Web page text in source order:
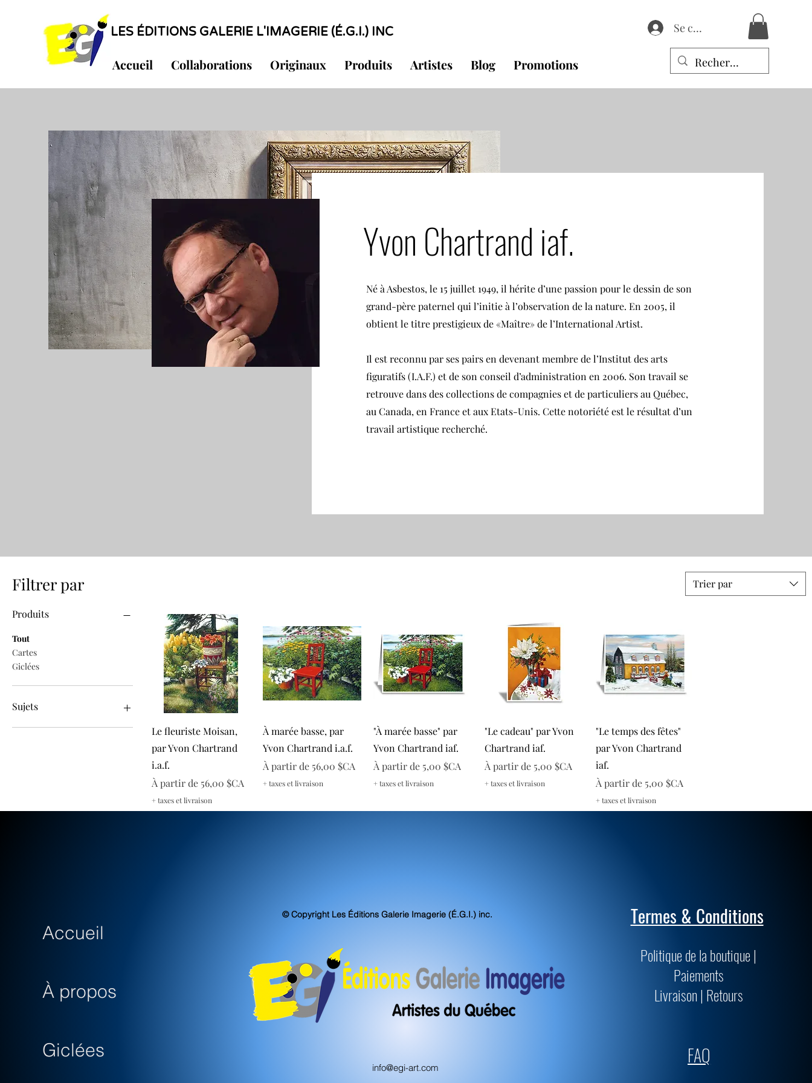
LES ÉDITIONS GALERIE L'IMAGERIE (É.G.I.) INC Se connecter
Accueil Collaborations Originaux Produits Artistes Blog Promotions
Yvon Chartrand iaf.
Né à Asbestos, le 15 juillet 1949, il hérite d’une passion pour le dessin de son
grand-père paternel qui l’initie à l’observation de la nature. En 2005, il
obtient le titre prestigieux de «Maître» de l’International Artist.
Il est reconnu par ses pairs en devenant membre de l’Institut des arts
figuratifs (I.A.F.) et de son conseil d’administration en 2006. Son travail se
retrouve dans des collections de compagnies et de particuliers au Québec,
au Canada, en France et aux Etats-Unis. Cette notoriété est le résultat d’un
travail artistique recherché.
Filtrer par
Produits
Tout
Cartes
Giclées
Sujets
Campagne
Trier par
Aperçu rapide
Le fleuriste Moisan,
par Yvon Chartrand
i.a.f.
À partir de 56,00 $CA
Prix promotionnel
+ taxes et livraison
Aperçu rapide
À marée basse, par
Yvon Chartrand i.a.f.
À partir de 56,00 $CA
Prix promotionnel
+ taxes et livraison
Aperçu rapide
"À marée basse" par
Yvon Chartrand iaf.
À partir de 5,00 $CA
Prix promotionnel
+ taxes et livraison
Aperçu rapide
"Le cadeau" par Yvon
Chartrand iaf.
À partir de 5,00 $CA
Prix promotionnel
+ taxes et livraison
Aperçu rapide
"Le temps des fêtes"
par Yvon Chartrand
iaf.
À partir de 5,00 $CA
Prix promotionnel
+ taxes et livraison
Accueil
À propos
Giclées
© Copyright Les Éditions Galerie Imagerie (É.G.I.) inc.
info@egi-art.com
Termes & Conditions
Politique de la boutique |
Paiements
Livraison | Retours
FAQ